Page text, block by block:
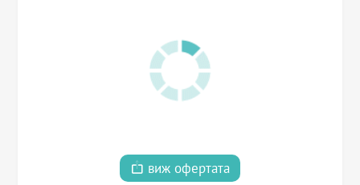
виж офертата